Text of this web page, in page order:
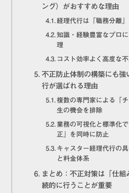
ング）がおすすめな理由
経理代行は「職務分離
知識・経験豊富なプロ
理
コスト効率よく高度な
不正防止体制の構築にも強
行が選ばれる理由
複数の専門家による「
生の機会を排除
業務の可視化と標準化
正」を同時に防止
キャスター経理代行の
と料金体系
まとめ：不正対策は「仕組
続的に行うことが重要